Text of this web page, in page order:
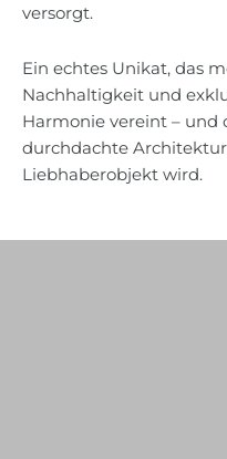
versorgt.
Ein echtes Unikat, das
Nachhaltigkeit und
Harmonie vereint – und
durchdachte
Liebhaberobjekt wird.